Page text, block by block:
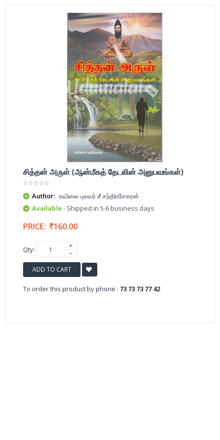
சித்தன் அருள் (ஆன்மீகத் தேடலின் அனுபவங்கள்)
Author: கயிலை புலவர் சீ சந்திரசேகரன்
Available- Shipped in 5-6 business days
PRICE: 160.00
Qty:
ADD TO CART
To order this product by phone : 73 73 73 77 42